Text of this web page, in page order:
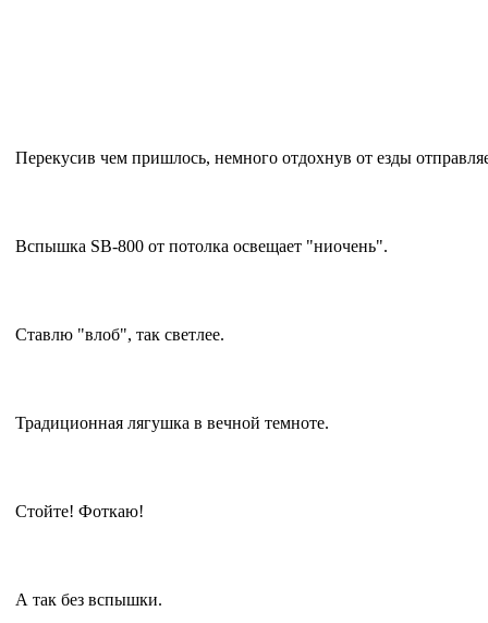
Перекусив чем пришлось, немного отдохнув от езды
Вспышка SB-800 от потолка освещает "ниочень".
Ставлю "влоб", так светлее.
Традиционная лягушка в вечной темноте.
Стойте! Фоткаю!
А так без вспышки.